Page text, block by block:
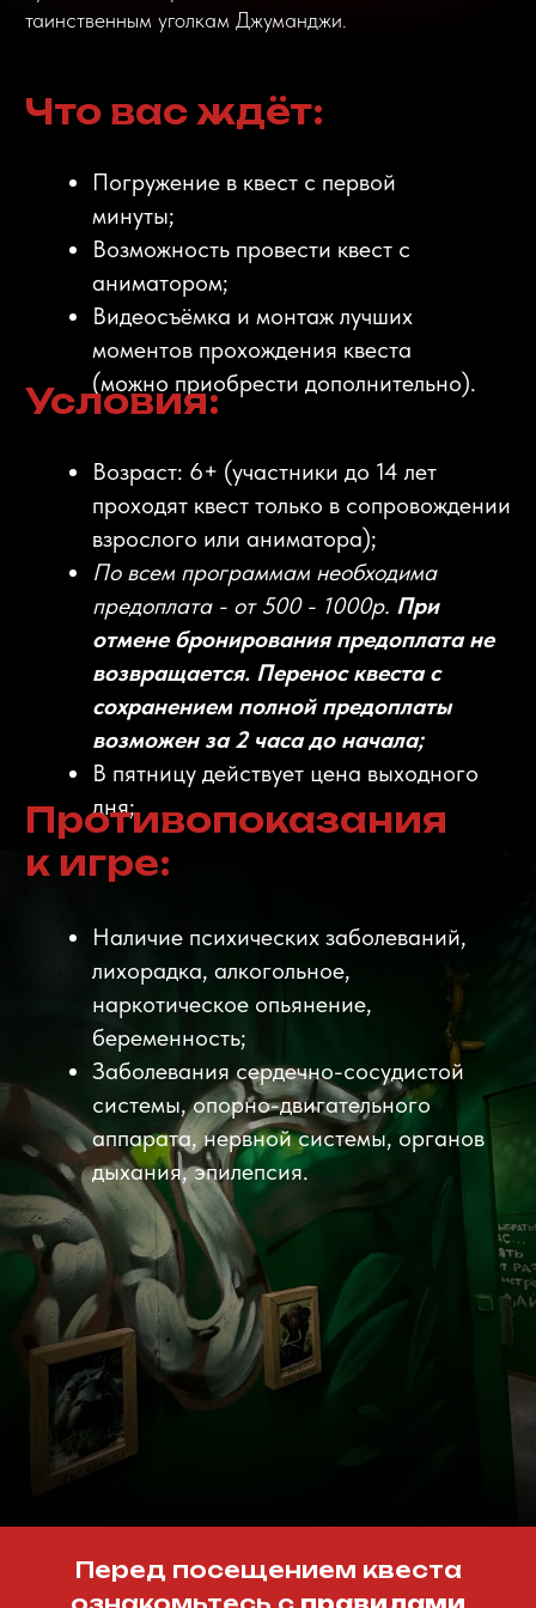
наркотическое опьянение,
беременность;
системы, опорно-двигательного
аппарата, нервной системы, органов
дыхания, эпилепсия.
Перед посещением квеста
ознакомьтесь справилами
Именинникам, школьникам,
студентам, участникам СВО и их
семьям (при наличии
подтверждающего документа) –
в программе лояльности.
Онлайн
бронирование
Чтобы забронировать квест, выберите удобное
время и нажмите на него. Цена в расписании
указана за команду до 3 человек. Максимально
возможное количество игроков: 8.
3.000 - 6.000 ₽
стоимость игры для команды до 3-х
1000 ₽ (будни/выходные)
1.000 ₽